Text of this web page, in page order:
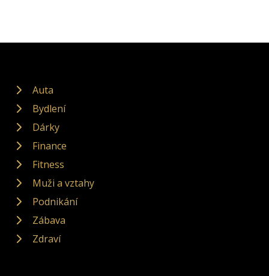
Auta
Bydlení
Dárky
Finance
Fitness
Muži a vztahy
Podnikání
Zábava
Zdraví